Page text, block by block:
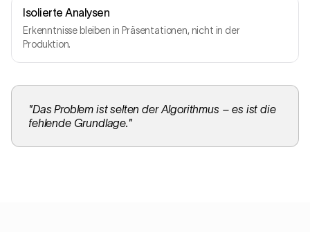
Isolierte Analysen
Erkenntnisse bleiben in Präsentationen, nicht in der
Produktion.
"Das Problem ist selten der Algorithmus – es ist die
fehlende Grundlage."